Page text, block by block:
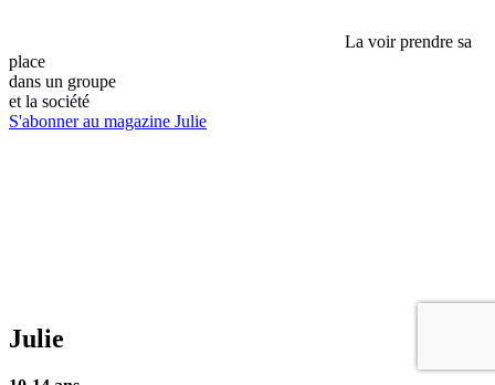
La voir prendre sa
place
dans un groupe
et la société
S'abonner au magazine Julie
Julie